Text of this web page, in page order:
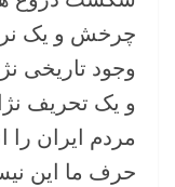
چرخش و یک
وجود تاریخی
و یک تحریف
مردم ایران را
حرف ما این